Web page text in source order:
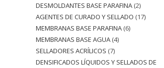
DESMOLDANTES BASE PARAFINA 2
AGENTES DE CURADO Y SELLADO 17
MEMBRANAS BASE PARAFINA 6
MEMBRANAS BASE AGUA 4
SELLADORES ACRÍLICOS 7
DENSIFICADOS LÍQUIDOS Y SELLADOS DE